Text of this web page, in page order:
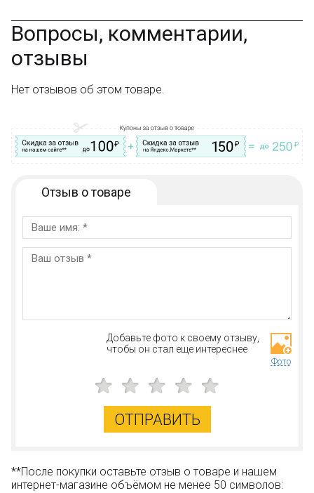
Вопросы, комментарии,
отзывы
Нет отзывов об этом товаре.
Отзыв о товаре
Добавьте фото к своему отзыву,
чтобы он стал еще интереснее
Фото
ОТПРАВИТЬ
**После покупки оставьте отзыв о товаре и нашем
интернет-магазине объёмом не менее 50 символов: